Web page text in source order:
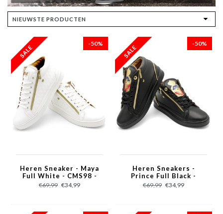
-50%
Heren Sneaker - Maya
Full White - CMS98 -
Wit
€69,99 €34,99
-50%
Heren Sneakers -
Prince Full Black -
CMS98 - Zwart
€69,99 €34,99